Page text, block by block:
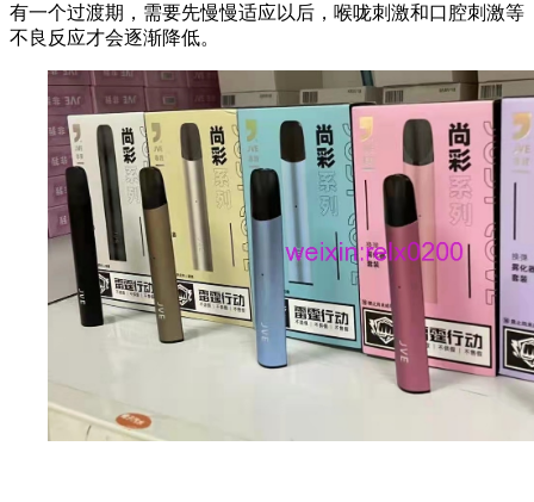
有一个过渡期，需要先慢慢适应以后，喉咙刺激和口腔刺激等
不良反应才会逐渐降低。